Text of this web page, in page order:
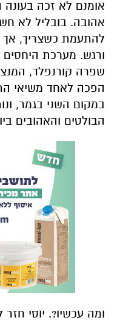
אומנם לא זכה
אהובה. בובליל לא
להתעמת כשצריך, אך
ורגש. מערכת
שפרה קורנפלד,
הפכה לאחד משיאי
במקום השני בגמר,
הבולטים והאהובים
ומה עכשיו?. יוסי